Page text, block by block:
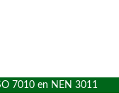
7010 en NEN 3011